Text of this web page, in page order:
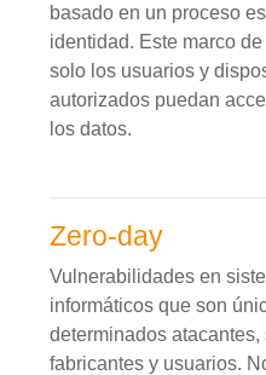
basado en un proceso
identidad. Este marco
solo los usuarios y
autorizados puedan
los datos.
Zero-day
Vulnerabilidades en
informáticos que son
determinados
fabricantes y usuarios.